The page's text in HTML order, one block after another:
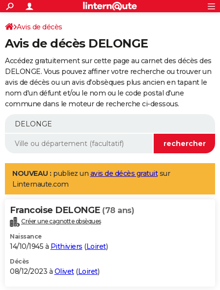
ACTUALITÉS
Politique
Société
Faits Divers
Education
Monde
Villes
+
SPORT
Coupe du monde 2026
Football
Tennis
Cyclisme
Rugby
Forum
Programme TV
TNT
Streaming
Cinéma
Sorties cinéma
Musique
+
FINANCE
Retraite
Epargne
Immobilier
Risques naturels par ville
Banque
Assurance
AUTO
Essais
Réserver un essai
Citadines
Berlines
SUV
Forum auto
+
Mobiles
Meilleur smartphone
Internet
Ordinateurs
Jeux vidéo
Guide high-tech
Aménagement intérieur
LIFESTYLE
Art de vivre
Bien-être
Loisirs
Mode
Modes de vie
Alimentation
Guide de la santé
Maladies
Médicaments
Sommeil
VOYAGE
Destinations
City break
Voyage nature
Voyage de noces
Forum
Climat
+PHOTO
GUIDES D'ACHAT
BONS PLANS
Avis de décès
Avis de décès DELONGE
Accédez gratuitement sur cette page au carnet des décès des
DELONGE. Vous pouvez affiner votre recherche ou trouver un
avis de décès ou un avis d'obsèques plus ancien en tapant le
nom d'un défunt et/ou le nom ou le code postal d'une
commune dans le moteur de recherche ci-dessous.
NOUVEAU : publiez un avis de décès gratuitsur
Linternaute.com
Francoise DELONGE (78 ans)
Créer une cagnotte obsèques
Naissance
14/10/1945 à Pithiviers (Loiret)
Décès
08/12/2023 à Olivet(Loiret)